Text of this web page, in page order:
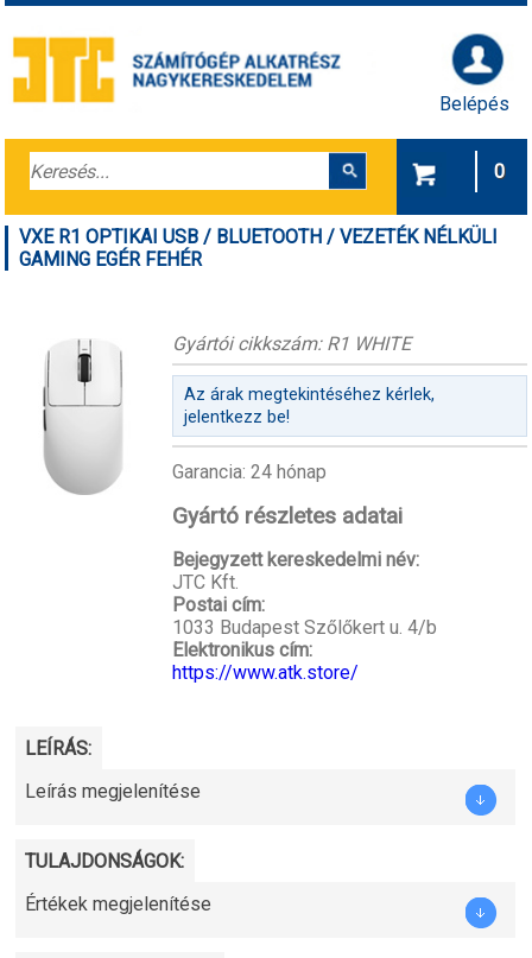
Belépés
0
VXE R1 OPTIKAI USB / BLUETOOTH / VEZETÉK NÉLKÜLI
GAMING EGÉR FEHÉR
Gyártói cikkszám: R1 WHITE
Az árak megtekintéséhez kérlek,
jelentkezz be!
Garancia: 24 hónap
Gyártó részletes adatai
Bejegyzett kereskedelmi név:
JTC Kft.
Postai cím:
1033 Budapest Szőlőkert u. 4/b
Elektronikus cím:
https://www.atk.store/
LEÍRÁS:
Leírás megjelenítése
TULAJDONSÁGOK:
Értékek megjelenítése